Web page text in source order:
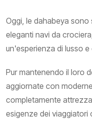
Oggi, le dahabeya
eleganti navi da
un'esperienza di lusso
Pur mantenendo il loro
aggiornate con
completamente
esigenze dei viaggiatori